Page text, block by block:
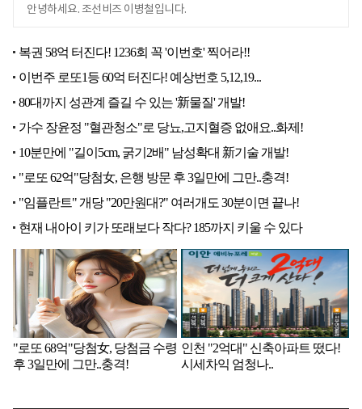
안녕하세요. 조선비즈 이병철입니다.